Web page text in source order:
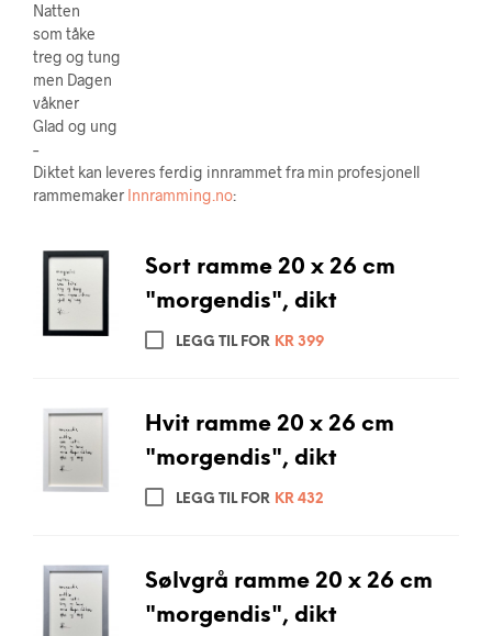
Natten
som tåke
treg og tung
men Dagen
våkner
Glad og ung
–
Diktet kan leveres ferdig innrammet fra min profesjonell
rammemaker Innramming.no:
Sort ramme 20 x 26 cm
"morgendis", dikt
LEGG TIL FOR KR399
Hvit ramme 20 x 26 cm
"morgendis", dikt
LEGG TIL FOR KR432
Sølvgrå ramme 20 x 26 cm
"morgendis", dikt